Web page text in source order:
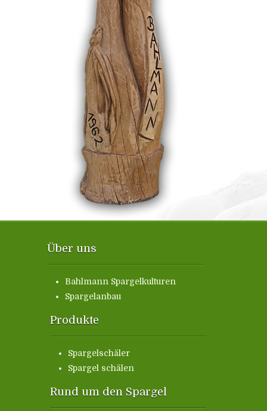
Über uns
Bahlmann Spargelkulturen
Spargelanbau
Produkte
Spargelschäler
Spargel schälen
Rund um den Spargel